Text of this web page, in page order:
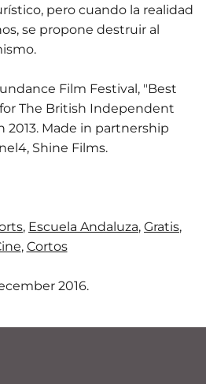
pero cuando la realidad
se propone destruir al
Film Festival, "Best
The British Independent
2013. Made in partnership
Shine Films.
, Escuela Andaluza, Gratis,
, Cortos
2016.